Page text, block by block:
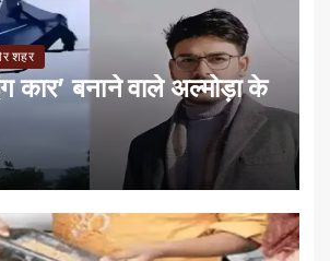
शहर
कार’ बनाने वाले अल्मोड़ा के